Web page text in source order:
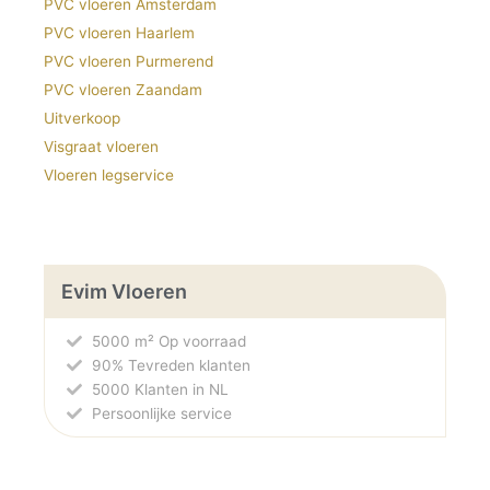
PVC vloeren Amsterdam
PVC vloeren Haarlem
PVC vloeren Purmerend
PVC vloeren Zaandam
Uitverkoop
Visgraat vloeren
Vloeren legservice
Evim Vloeren
5000 m² Op voorraad
90% Tevreden klanten
5000 Klanten in NL
Persoonlijke service